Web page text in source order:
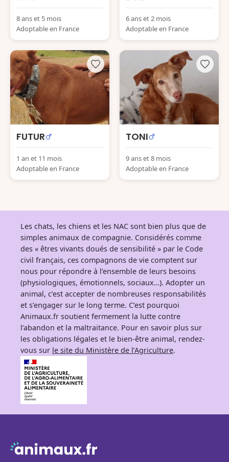
8 ans et 5 mois
Adoptable en France
6 ans et 2 mois
Adoptable en France
FUTUR
1 an et 11 mois
Adoptable en France
TONI
9 ans et 8 mois
Adoptable en France
Les chats, les chiens et les NAC sont bien plus que de
simples animaux de compagnie. Considérés comme
des « êtres vivants doués de sensibilité » par le Code
civil français, ces compagnons de vie comptent sur
nous pour répondre à l’ensemble de leurs besoins
(physiologiques, émotionnels, sociaux…). Adopter un
animal, c’est accepter de nombreuses responsabilités
et s’engager sur le long terme. C’est pourquoi
Animaux.fr soutient fermement la lutte contre
l’abandon et la maltraitance. Pour en savoir plus sur
les obligations légales et le bien-être animal, rendez-
vous sur le site du Ministère de l’Agriculture.